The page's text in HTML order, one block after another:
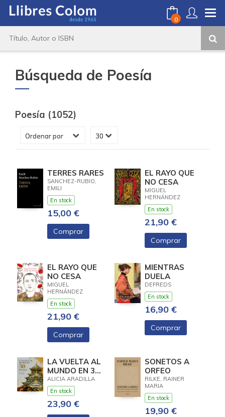
0
Búsqueda de Poesía
Poesía (1052)
TERRES RARES
SANCHEZ-RUBIO,
EMILI
En stock
15,00 €
Comprar
EL RAYO QUE
NO CESA
MIGUEL
HERNÁNDEZ
En stock
21,90 €
Comprar
EL RAYO QUE
NO CESA
MIGUEL
HERNÁNDEZ
En stock
21,90 €
Comprar
MIENTRAS
DUELA
DEFREDS
En stock
16,90 €
Comprar
LA VUELTA AL
MUNDO EN 30
POEMAS
ALICIA ARADILLA
En stock
23,90 €
SONETOS A
ORFEO
RILKE, RAINER
MARIA
En stock
19,90 €